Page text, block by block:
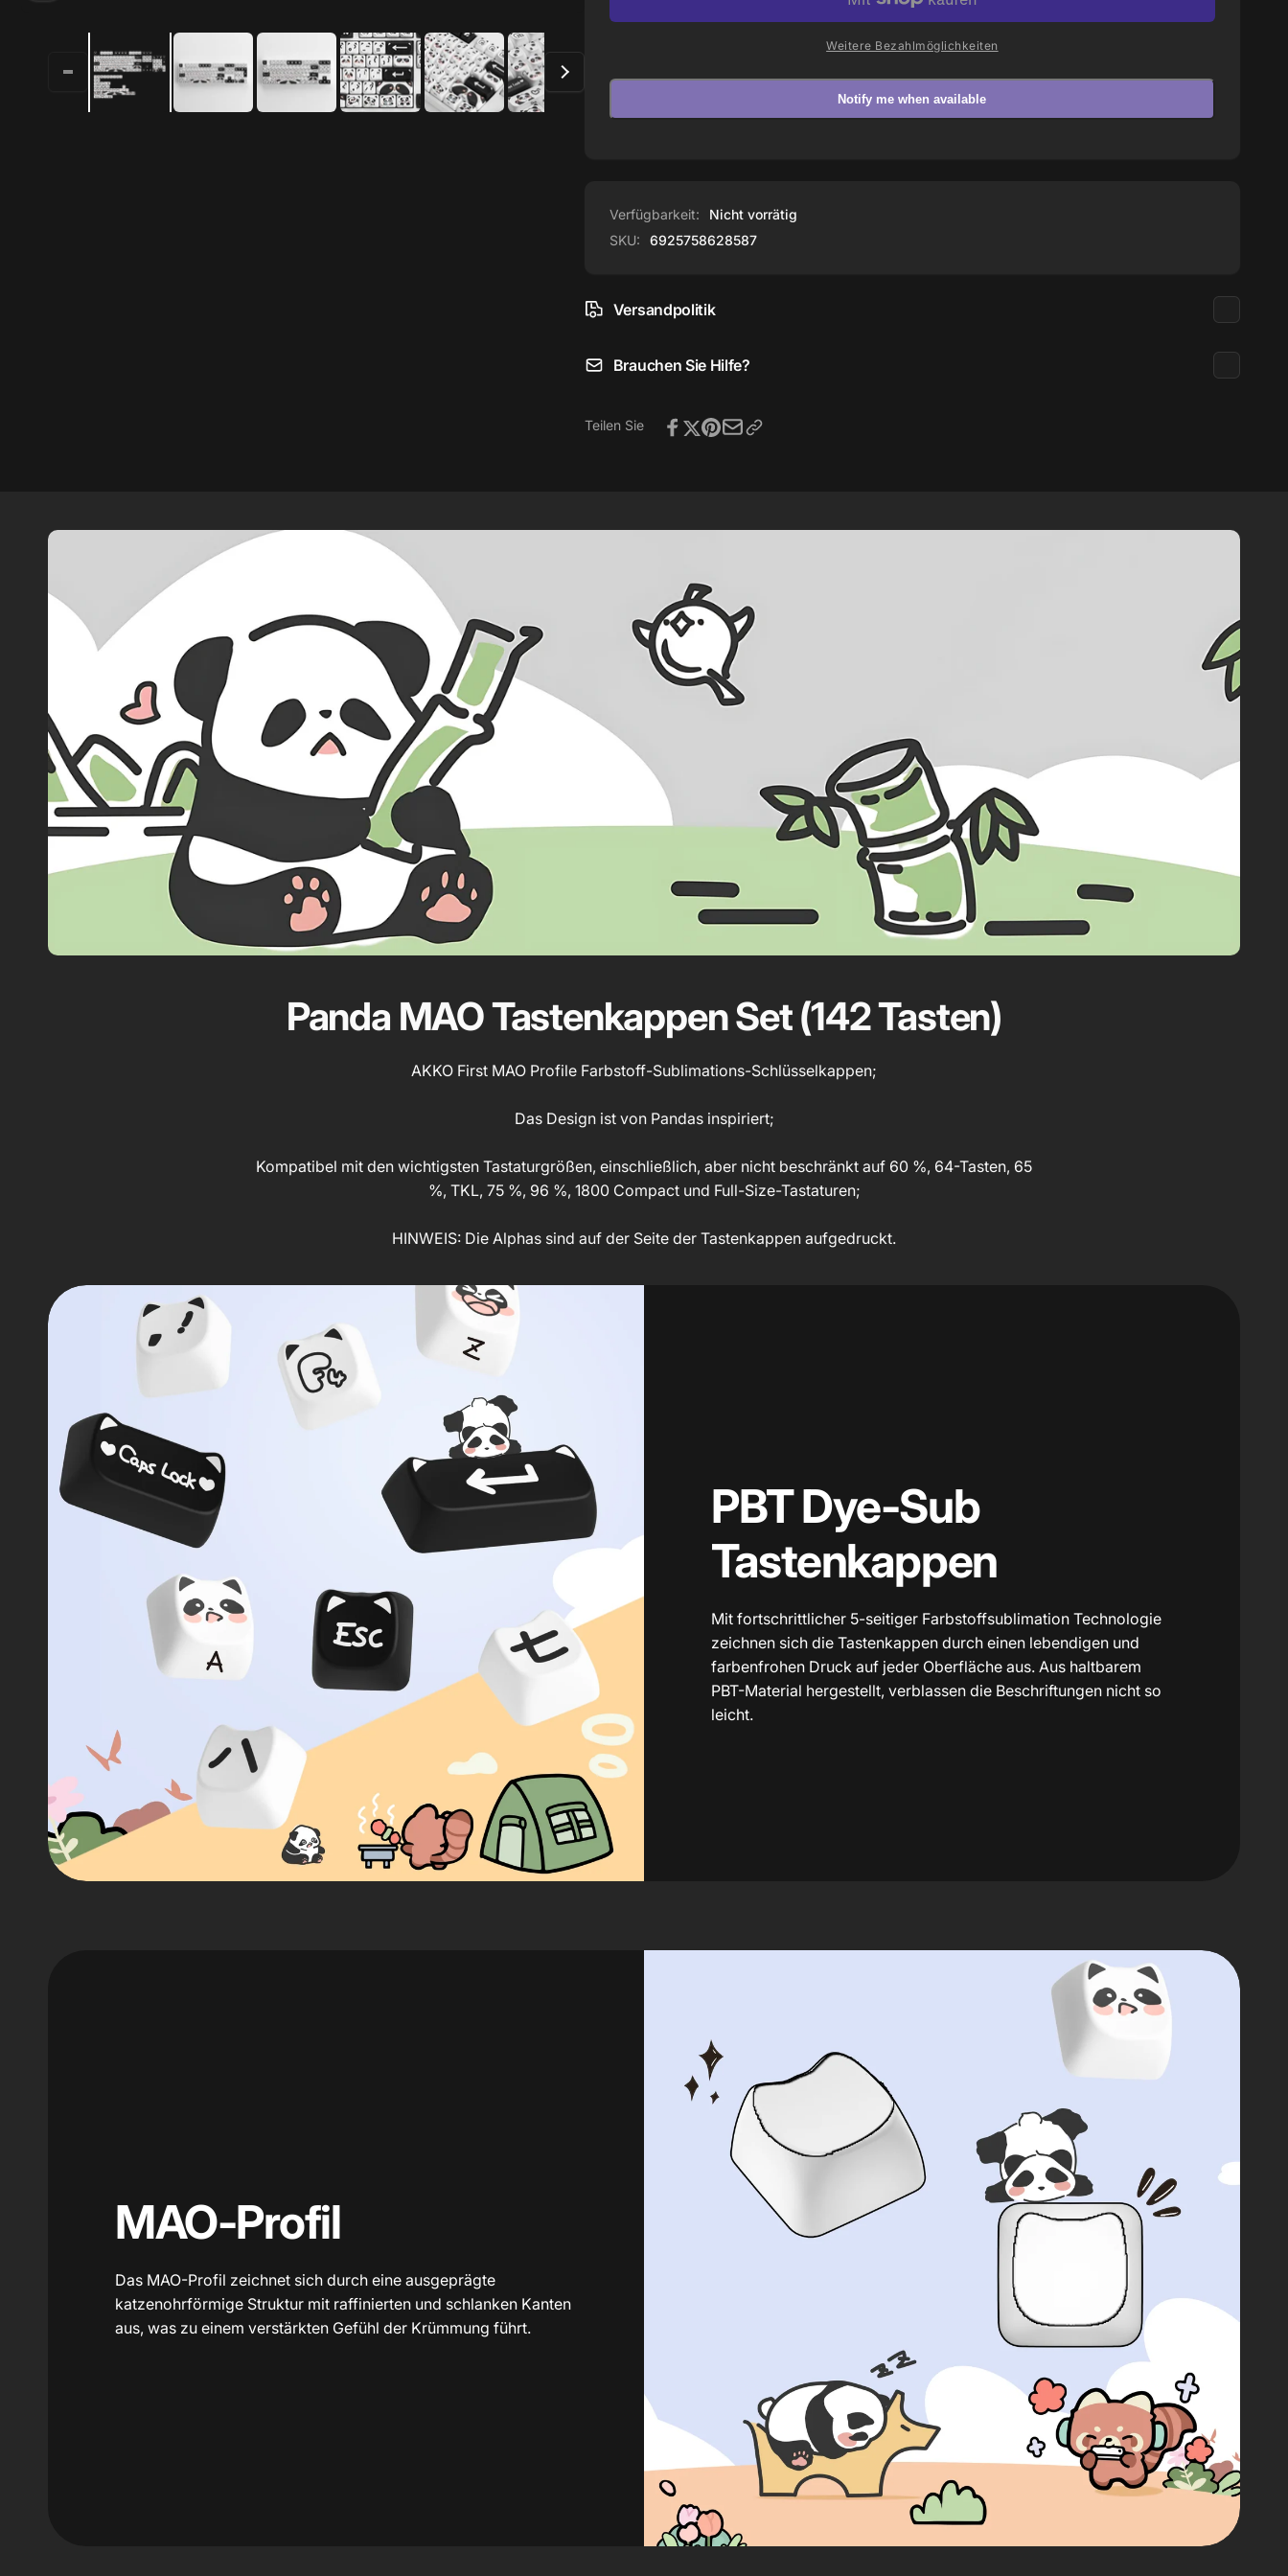
Tastenkappen
Tasten)
Weitere Bezahlmöglichkeiten
Notify me when available
Verfügbarkeit:
Nicht vorrätig
SKU:
6925758628587
Versandpolitik
Brauchen Sie Hilfe?
Teilen Sie
Panda MAO Tastenkappen Set (142 Tasten)
AKKO First MAO Profile Farbstoff-Sublimations-Schlüsselkappen;
Das Design ist von Pandas inspiriert;
Kompatibel mit den wichtigsten Tastaturgrößen, einschließlich, aber nicht beschränkt auf 60 %, 64-Tasten, 65
%, TKL, 75 %, 96 %, 1800 Compact und Full-Size-Tastaturen;
HINWEIS: Die Alphas sind auf der Seite der Tastenkappen aufgedruckt.
PBT Dye-Sub
Tastenkappen
Mit fortschrittlicher 5-seitiger Farbstoffsublimation Technologie
zeichnen sich die Tastenkappen durch einen lebendigen und
farbenfrohen Druck auf jeder Oberfläche aus. Aus haltbarem
PBT-Material hergestellt, verblassen die Beschriftungen nicht so
leicht.
MAO-Profil
Das MAO-Profil zeichnet sich durch eine ausgeprägte
katzenohrförmige Struktur mit raffinierten und schlanken Kanten
aus, was zu einem verstärkten Gefühl der Krümmung führt.